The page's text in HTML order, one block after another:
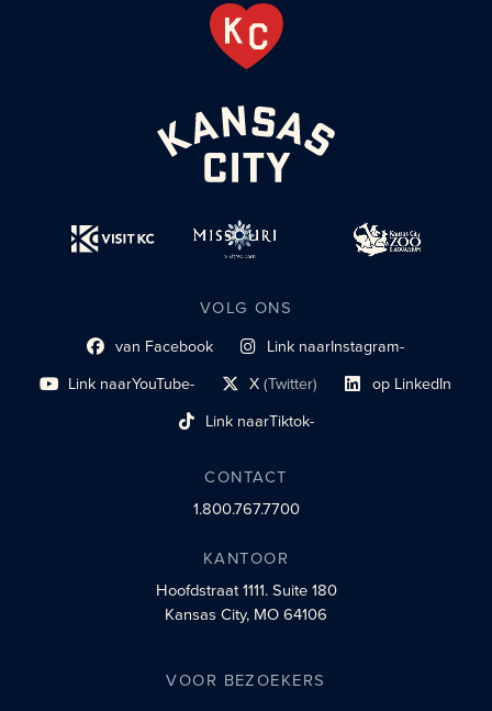
VOLG ONS
Link naar sociaal profiel
van Facebook Link naarInstagram-
sociaal profiel
Link naarYouTube-
sociaal profiel X(Twitter)
sociaal profiellink Link naar sociaal
op LinkedIn
Link naarTiktok-
sociaalprofiel
CONTACT
1.800.767.7700
KANTOOR
Hoofdstraat 1111.Suite 180
Kansas City, MO 64106
VOOR BEZOEKERS